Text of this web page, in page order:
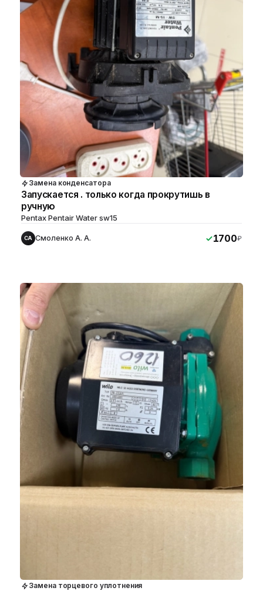
Замена конденсатора
Запускается . только когда прокрутишь в
ручную
Pentax Pentair Water sw15
СА Смоленко А. А. 1700₽
Замена торцевого уплотнения